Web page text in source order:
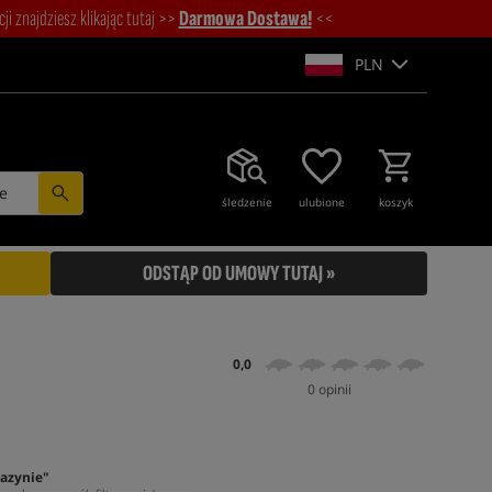
znajdziesz klikając tutaj >>Darmowa Dostawa! <<
PLN
śledzenie ulubione koszyk
ODSTĄP OD UMOWY TUTAJ »
0,0
0 opinii